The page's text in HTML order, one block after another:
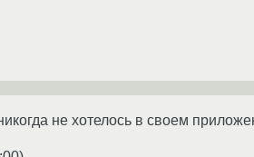
не хотелось в своем